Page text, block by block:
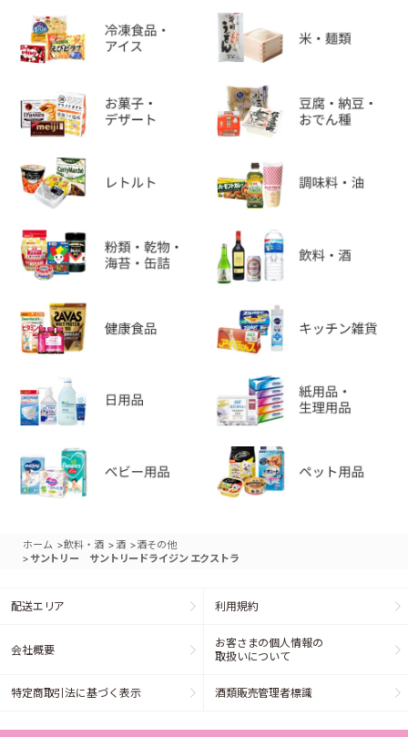
ホーム >飲料・酒 > 酒 >酒その他
> サントリー サントリードライジン エクストラ
配送エリア 利用規約
会社概要
お客さまの個人情報の
取扱いについて
特定商取引法に基づく表示 酒類販売管理者標識